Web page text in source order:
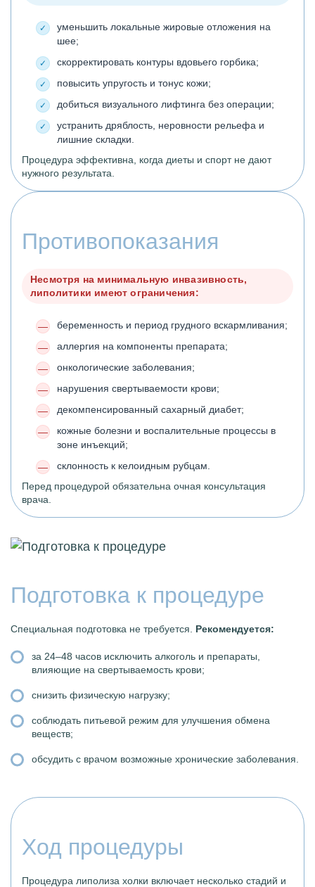
уменьшить локальные жировые отложения на
шее;
скорректировать контуры вдовьего горбика;
повысить упругость и тонус кожи;
добиться визуального лифтинга без операции;
устранить дряблость, неровности рельефа и
лишние складки.
Процедура эффективна, когда диеты и спорт не дают
нужного результата.
Противопоказания
Несмотря на минимальную инвазивность,
липолитики имеют ограничения:
беременность и период грудного вскармливания;
аллергия на компоненты препарата;
онкологические заболевания;
нарушения свертываемости крови;
декомпенсированный сахарный диабет;
кожные болезни и воспалительные процессы в
зоне инъекций;
склонность к келоидным рубцам.
Перед процедурой обязательна очная консультация
врача.
Подготовка к процедуре
Специальная подготовка не требуется. Рекомендуется:
за 24–48 часов исключить алкоголь и препараты,
влияющие на свертываемость крови;
снизить физическую нагрузку;
соблюдать питьевой режим для улучшения обмена
веществ;
обсудить с врачом возможные хронические заболевания.
Ход процедуры
Процедура липолиза холки включает несколько стадий и